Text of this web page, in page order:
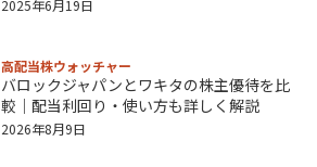
2025年6月19日
高配当株ウォッチャー
バロックジャパンとワキタの株主優待を比
較｜配当利回り・使い方も詳しく解説
2026年8月9日